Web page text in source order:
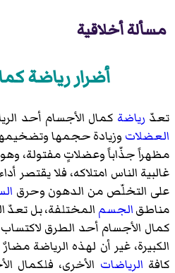
مسألة أخلاقية
أضرار رياضة
تعدّ رياضة كمال الأجسام أحد
العضلات وزيادة حجمها
مظهراً جذّاباً وعضلاتٍ مفتولة،
غالبية الناس امتلاكه، فلا يقتصر
على التخلّص من الدهون وحرق
مناطقالجسم المختلفة، بل تعدّ
كمال الأجسام أحد الطرق
الكبيرة، غير أن لهذه الرياضة
كافة الرياضات الأخرى، فلكمال